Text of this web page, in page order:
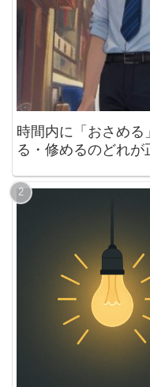
時間内に「おさめ
る・修めるのどれが